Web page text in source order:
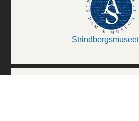
Strindbergsmuseet